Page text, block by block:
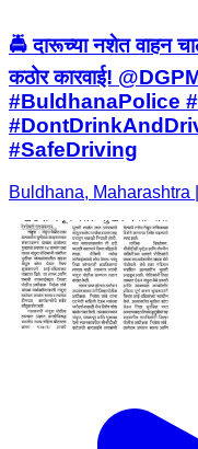
🚔 दारूच्या नशेत वाहन
कठोर कारवाई!
#BuldhanaPolice
#SafeDriving
Buldhana, Maharashtra